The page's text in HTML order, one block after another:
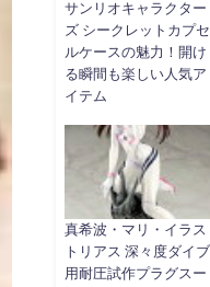
サンリオキャラクター
ズ シークレットカプセ
ルケースの魅力！開け
る瞬間も楽しい人気ア
イテム
真希波・マリ・イラス
トリアス 深々度ダイブ
用耐圧試作プラグスー